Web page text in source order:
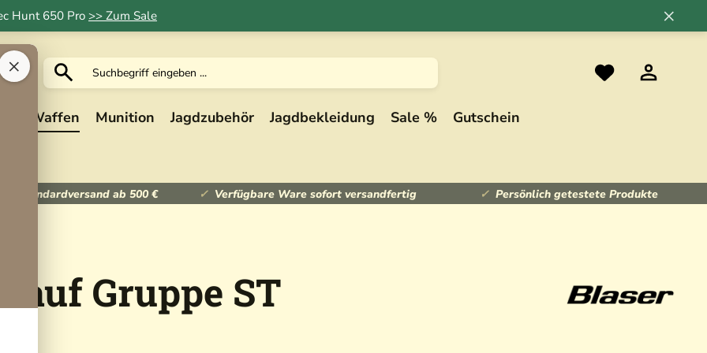
Hunt 650 Pro >> Zum Sale
×
×
Waffen Munition Jagdzubehör Jagdbekleidung Sale % Gutschein
Standardversand ab 500 € Verfügbare Ware sofort versandfertig Persönlich getestete Produkte
Gruppe ST